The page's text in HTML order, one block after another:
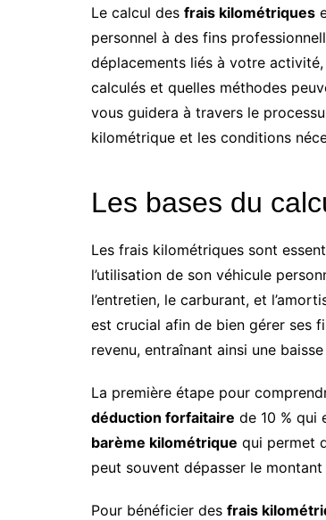
Le calcul des frais kilométriques
personnel à des fins
déplacements liés à votre
calculés et quelles méthodes
vous guidera à travers le
kilométrique et les conditions
Les bases du
Les frais kilométriques sont
l’utilisation de son véhicule
l’entretien, le carburant, et
est crucial afin de bien gérer ses
revenu, entraînant ainsi une
La première étape pour
déduction forfaitaire de 10 % qui
barème kilométrique qui permet
peut souvent dépasser le
Pour bénéficier des frais